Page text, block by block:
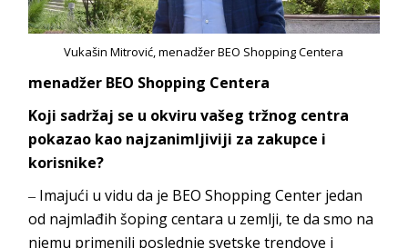
Vukašin Mitrović, menadžer BEO Shopping Centera
menadžer BEO Shopping Centera
Koji sadržaj se u okviru vašeg tržnog centra
pokazao kao najzanimljiviji za zakupce i
korisnike?
‒ Imajući u vidu da je BEO Shopping Center jedan
od najmlađih šoping centara u zemlji, te da smo na
njemu primenili poslednje svetske trendove i